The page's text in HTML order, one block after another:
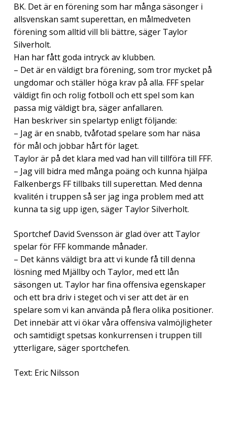
BK. Det är en förening som har många säsonger i
allsvenskan samt superettan, en målmedveten
förening som alltid vill bli bättre, säger Taylor
Silverholt.
Han har fått goda intryck av klubben.
– Det är en väldigt bra förening, som tror mycket på
ungdomar och ställer höga krav på alla. FFF spelar
väldigt fin och rolig fotboll och ett spel som kan
passa mig väldigt bra, säger anfallaren.
Han beskriver sin spelartyp enligt följande:
– Jag är en snabb, tvåfotad spelare som har näsa
för mål och jobbar hårt för laget.
Taylor är på det klara med vad han vill tillföra till FFF.
– Jag vill bidra med många poäng och kunna hjälpa
Falkenbergs FF tillbaks till superettan. Med denna
kvalitén i truppen så ser jag inga problem med att
kunna ta sig upp igen, säger Taylor Silverholt.
Sportchef David Svensson är glad över att Taylor
spelar för FFF kommande månader.
– Det känns väldigt bra att vi kunde få till denna
lösning med Mjällby och Taylor, med ett lån
säsongen ut. Taylor har fina offensiva egenskaper
och ett bra driv i steget och vi ser att det är en
spelare som vi kan använda på flera olika positioner.
Det innebär att vi ökar våra offensiva valmöjligheter
och samtidigt spetsas konkurrensen i truppen till
ytterligare, säger sportchefen.
Text: Eric Nilsson